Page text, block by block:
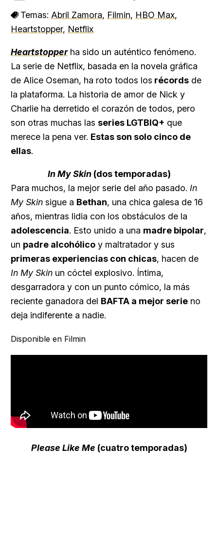
Temas: Abril Zamora, Filmin, HBO Max,
Heartstopper, Netflix
Heartstopperha sido un auténtico fenómeno.
La serie de Netflix, basada en la novela gráfica
de Alice Oseman, ha roto todos los récords de
la plataforma. La historia de amor de Nick y
Charlie ha derretido el corazón de todos, pero
son otras muchas las series LGTBIQ+ que
merece la pena ver. Estas son solo cinco de
ellas.
In My Skin(dos temporadas)
Para muchos, la mejor serie del año pasado. In
My Skin sigue a Bethan, una chica galesa de 16
años, mientras lidia con los obstáculos de la
adolescencia. Esto unido a una madre bipolar,
un padre alcohólico y maltratador y sus
primeras experiencias con chicas, hacen de
In My Skin un cóctel explosivo. Íntima,
desgarradora y con un punto cómico, la más
reciente ganadora del BAFTA a mejor serie no
deja indiferente a nadie.
Disponible en Filmin
Please Like Me (cuatro temporadas)